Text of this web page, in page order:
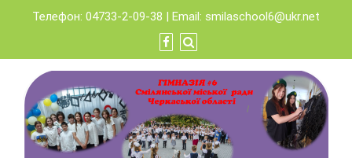
content
Телефон: 04733-2-09-38 | Email: smilaschool6@ukr.net